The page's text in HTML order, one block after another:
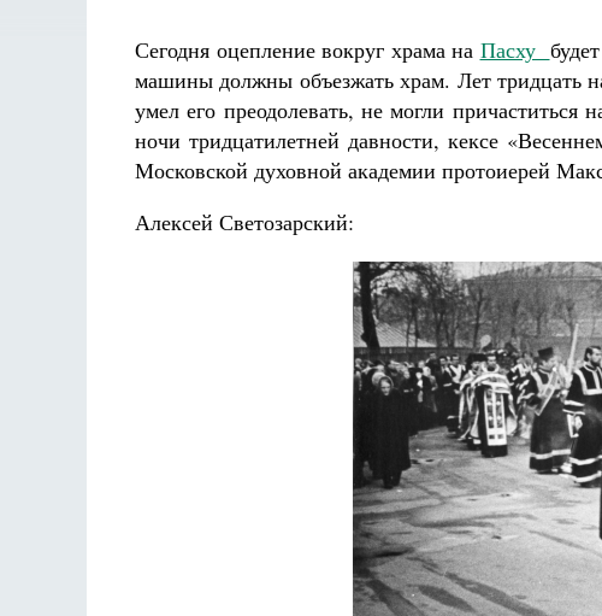
Сегодня оцепление вокруг храма на Пасху
машины должны объезжать храм. Лет тридцать
умел его преодолевать, не могли
ночи тридцатилетней давности, кексе
Московской духовной академии протоиерей
Алексей Светозарский:
Фредерика де Грааф Как